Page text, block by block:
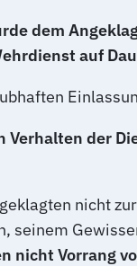
dem
auf
Verhalten der
nicht
seinem
nicht Vorrang